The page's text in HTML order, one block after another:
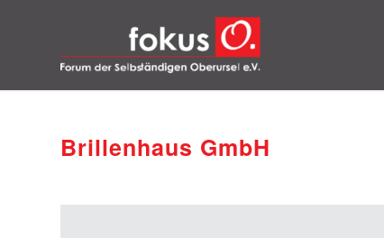
Brillenhaus GmbH